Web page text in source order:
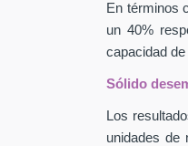
En términos
un 40%
capacidad
Sólido
Los
unidades de